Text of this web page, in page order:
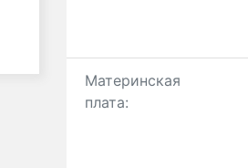
Материнская
плата: